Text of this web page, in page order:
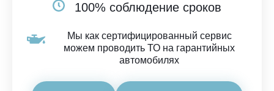
100% соблюдение сроков
Мы как сертифицированный сервис
можем проводить ТО на гарантийных
автомобилях